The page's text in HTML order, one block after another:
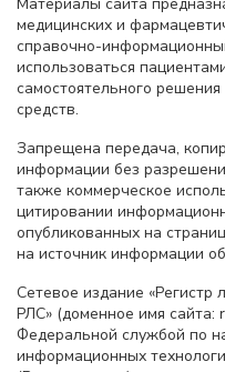
медицинских и
справочно-
использоваться
самостоятельного
средств.
Запрещена передача,
информации без
также коммерческое
цитировании
опубликованных на
на источник информации
Сетевое издание «Регистр
РЛС» (доменное имя сайта:
Федеральной службой по
информационных